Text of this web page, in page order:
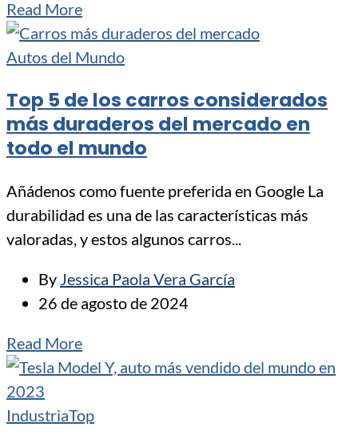
Read More
Autos del Mundo
Top 5 de los carros considerados
más duraderos del mercado en
todo el mundo
Añádenos como fuente preferida en Google La
durabilidad es una de las características más
valoradas, y estos algunos carros...
By Jessica Paola Vera García
26 de agosto de 2024
Read More
IndustriaTop